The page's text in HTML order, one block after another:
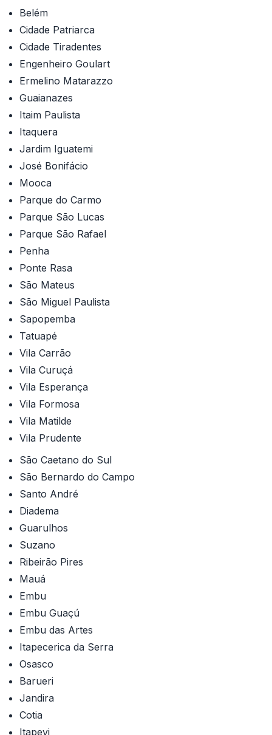
Belém
Cidade Patriarca
Cidade Tiradentes
Engenheiro Goulart
Ermelino Matarazzo
Guaianazes
Itaim Paulista
Itaquera
Jardim Iguatemi
José Bonifácio
Mooca
Parque do Carmo
Parque São Lucas
Parque São Rafael
Penha
Ponte Rasa
São Mateus
São Miguel Paulista
Sapopemba
Tatuapé
Vila Carrão
Vila Curuçá
Vila Esperança
Vila Formosa
Vila Matilde
Vila Prudente
São Caetano do Sul
São Bernardo do Campo
Santo André
Diadema
Guarulhos
Suzano
Ribeirão Pires
Mauá
Embu
Embu Guaçú
Embu das Artes
Itapecerica da Serra
Osasco
Barueri
Jandira
Cotia
Itapevi